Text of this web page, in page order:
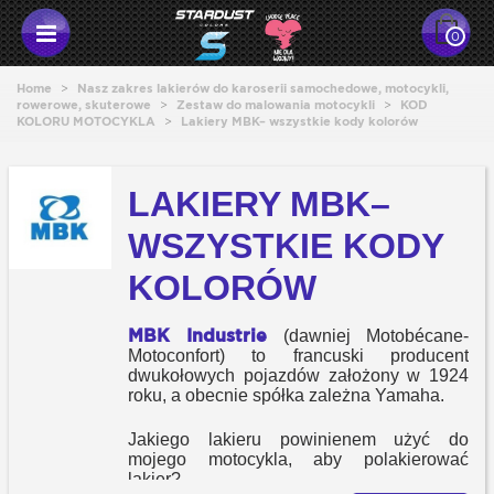
0
Home >
Nasz zakres lakierów do karoserii samochedowe, motocykli,
rowerowe, skuterowe
> Zestaw do malowania motocykli >
KOD
KOLORU MOTOCYKLA
> Lakiery MBK– wszystkie kody kolorów
LAKIERY MBK–
WSZYSTKIE KODY
KOLORÓW
MBK Industrie (dawniej Motobécane-
Motoconfort) to francuski producent
dwukołowych pojazdów założony w 1924
roku, a obecnie spółka zależna Yamaha.
Jakiego lakieru powinienem użyć do
mojego motocykla, aby polakierować
lakier?